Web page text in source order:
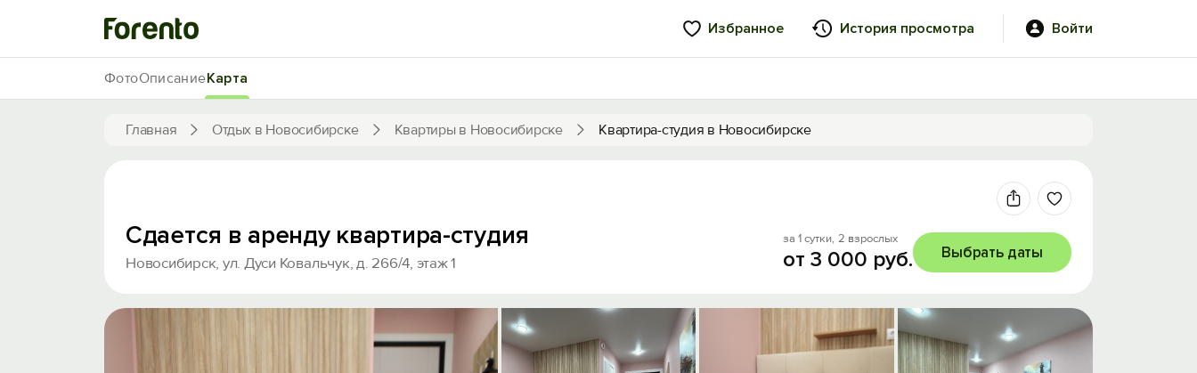
Избранное История просмотра Войти
Главная Отдых в Новосибирске Квартиры в Новосибирске Квартира-студия в Новосибирске
ФотоОписаниеКарта
Сдается в аренду квартира-студия
Новосибирск, ул. Дуси Ковальчук, д. 266/4, этаж 1
за 1 сутки, 2 взрослых
от 3 000 руб. Выбрать даты